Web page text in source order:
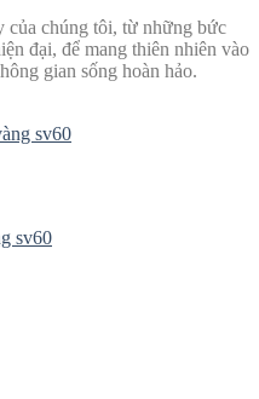
của chúng tôi, từ những bức
đại, để mang thiên nhiên vào
gian sống hoàn hảo.
sv60